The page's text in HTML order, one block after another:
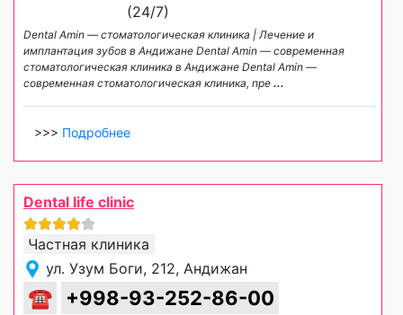
(24/7)
Dental Amin — стоматологическая клиника | Лечение и
имплантация зубов в Андижане Dental Amin — современная
стоматологическая клиника в Андижане Dental Amin —
современная стоматологическая клиника, пре ...
>>> Подробнее
Dental life clinic
Частная клиника
ул. Узум Боги, 212, Андижан
☎ +998-93-252-86-00